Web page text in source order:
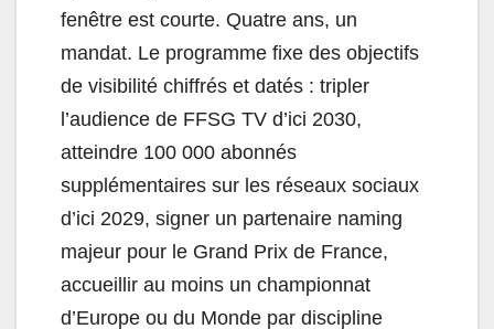
fenêtre est courte. Quatre ans, un
mandat. Le programme fixe des objectifs
de visibilité chiffrés et datés : tripler
l’audience de FFSG TV d’ici 2030,
atteindre 100 000 abonnés
supplémentaires sur les réseaux sociaux
d’ici 2029, signer un partenaire naming
majeur pour le Grand Prix de France,
accueillir au moins un championnat
d’Europe ou du Monde par discipline